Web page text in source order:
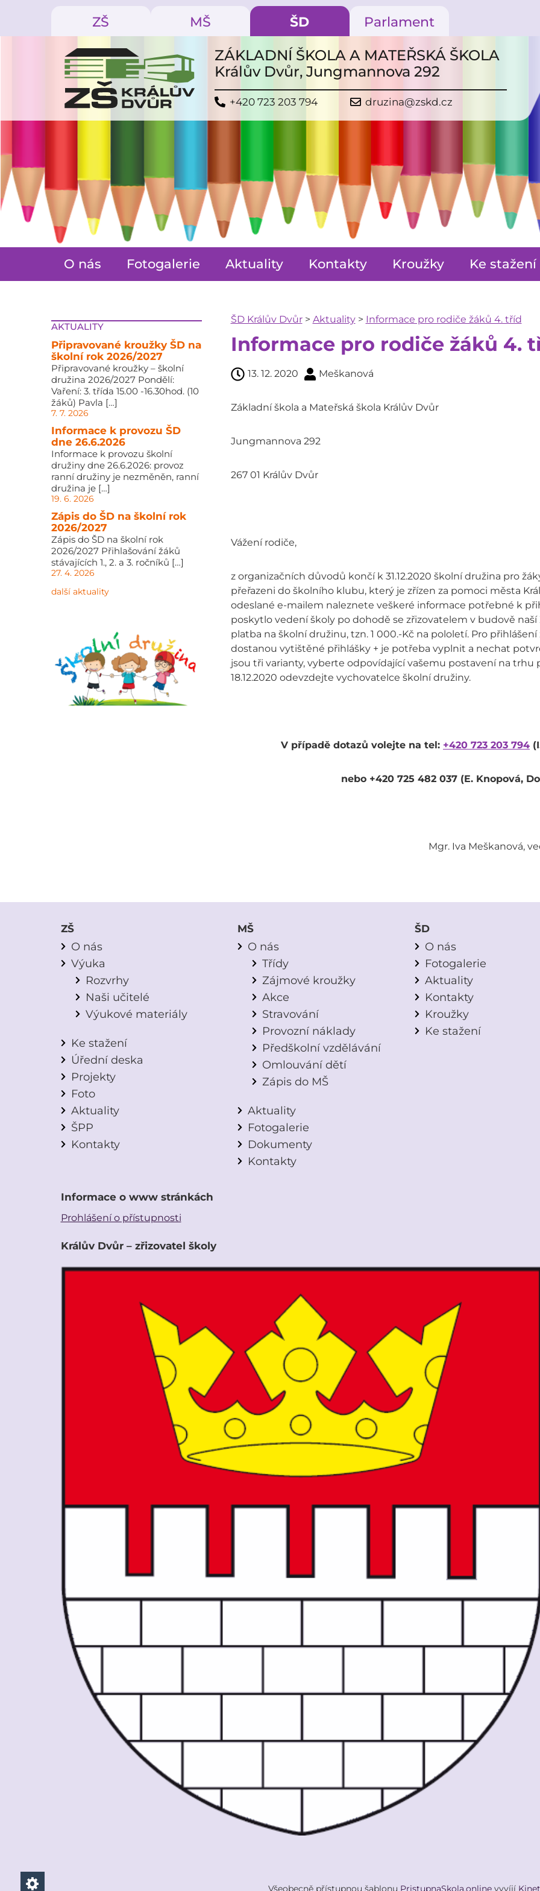
ZŠ MŠ ŠD Parlament
ZÁKLADNÍ ŠKOLA A MATEŘSKÁ ŠKOLA
Králův Dvůr, Jungmannova 292
+420 723 203 794 druzina@zskd.cz
O nás Fotogalerie Aktuality Kontakty Kroužky Ke stažení
AKTUALITY
Připravované kroužky ŠD na
školní rok 2026/2027
Připravované kroužky – školní
družina 2026/2027 Pondělí:
Vaření: 3. třída 15.00 -16.30hod. (10
žáků) Pavla […]
7. 7. 2026
Informace k provozu ŠD
dne 26.6.2026
Informace k provozu školní
družiny dne 26.6.2026: provoz
ranní družiny je nezměněn, ranní
družina je […]
19. 6. 2026
Zápis do ŠD na školní rok
2026/2027
Zápis do ŠD na školní rok
2026/2027 Přihlašování žáků
stávajících 1., 2. a 3. ročníků […]
27. 4. 2026
další aktuality
ŠD Králův Dvůr> Aktuality> Informace pro rodiče žáků 4. tříd
Informace pro rodiče žáků 4.
13. 12. 2020 Meškanová
Základní škola a Mateřská škola Králův Dvůr
Jungmannova 292
267 01 Králův Dvůr
Vážení rodiče,
z organizačních důvodů končí k 31.12.2020 školní družina pro
přeřazeni do školního klubu, který je zřízen za pomoci města
odeslané e-mailem naleznete veškeré informace potřebné k
poskytlo vedení školy po dohodě se zřizovatelem v budově naší
platba na školní družinu, tzn. 1 000.-Kč na pololetí. Pro
dostanou vytištěné přihlášky + je potřeba vyplnit a nechat
jsou tři varianty, vyberte odpovídající vašemu postavení na trhu
18.12.2020 odevzdejte vychovatelce školní družiny.
V případě dotazů volejte na tel: +420 723 203 794
nebo +420 725 482 037 (E. Knopová,
Mgr. Iva Meškanová, vedoucí školní
ZŠ
O nás
Výuka
Rozvrhy
Naši učitelé
Výukové materiály
Ke stažení
Úřední deska
Projekty
Foto
Aktuality
ŠPP
Kontakty
MŠ
O nás
Třídy
Zájmové kroužky
Akce
Stravování
Provozní náklady
Předškolní vzdělávání
Omlouvání dětí
Zápis do MŠ
Aktuality
Fotogalerie
Dokumenty
Kontakty
ŠD
O nás
Fotogalerie
Aktuality
Kontakty
Kroužky
Ke stažení
Informace o www stránkách
Prohlášení o přístupnosti
Králův Dvůr – zřizovatel školy
Všeobecně přístupnou šablonu PristupnaSkola.onlinevyvíjí Kinet